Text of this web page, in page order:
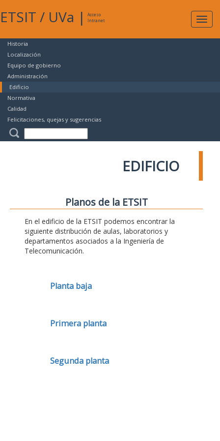
ETSIT / UVa |
Acceso
Intranet
Historia
Localización
Equipo de gobierno
Administración
Edificio
Normativa
Calidad
Felicitaciones, quejas y sugerencias
EDIFICIO
Planos de la ETSIT
En el edificio de la ETSIT podemos encontrar la
siguiente distribución de aulas, laboratorios y
departamentos asociados a la Ingeniería de
Telecomunicación.
Planta baja
Primera planta
Segunda planta